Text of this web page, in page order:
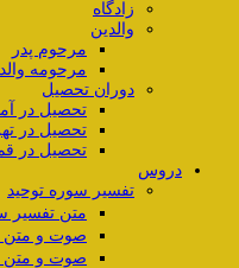
زادگاه
والدین
مرحوم پدر
مرحومه
دوران تحصیل
تحصیل در
تحصیل در
تحصیل در
دروس
تفسیر سوره توحید
متن تفسیر
صوت و متن
صوت و متن